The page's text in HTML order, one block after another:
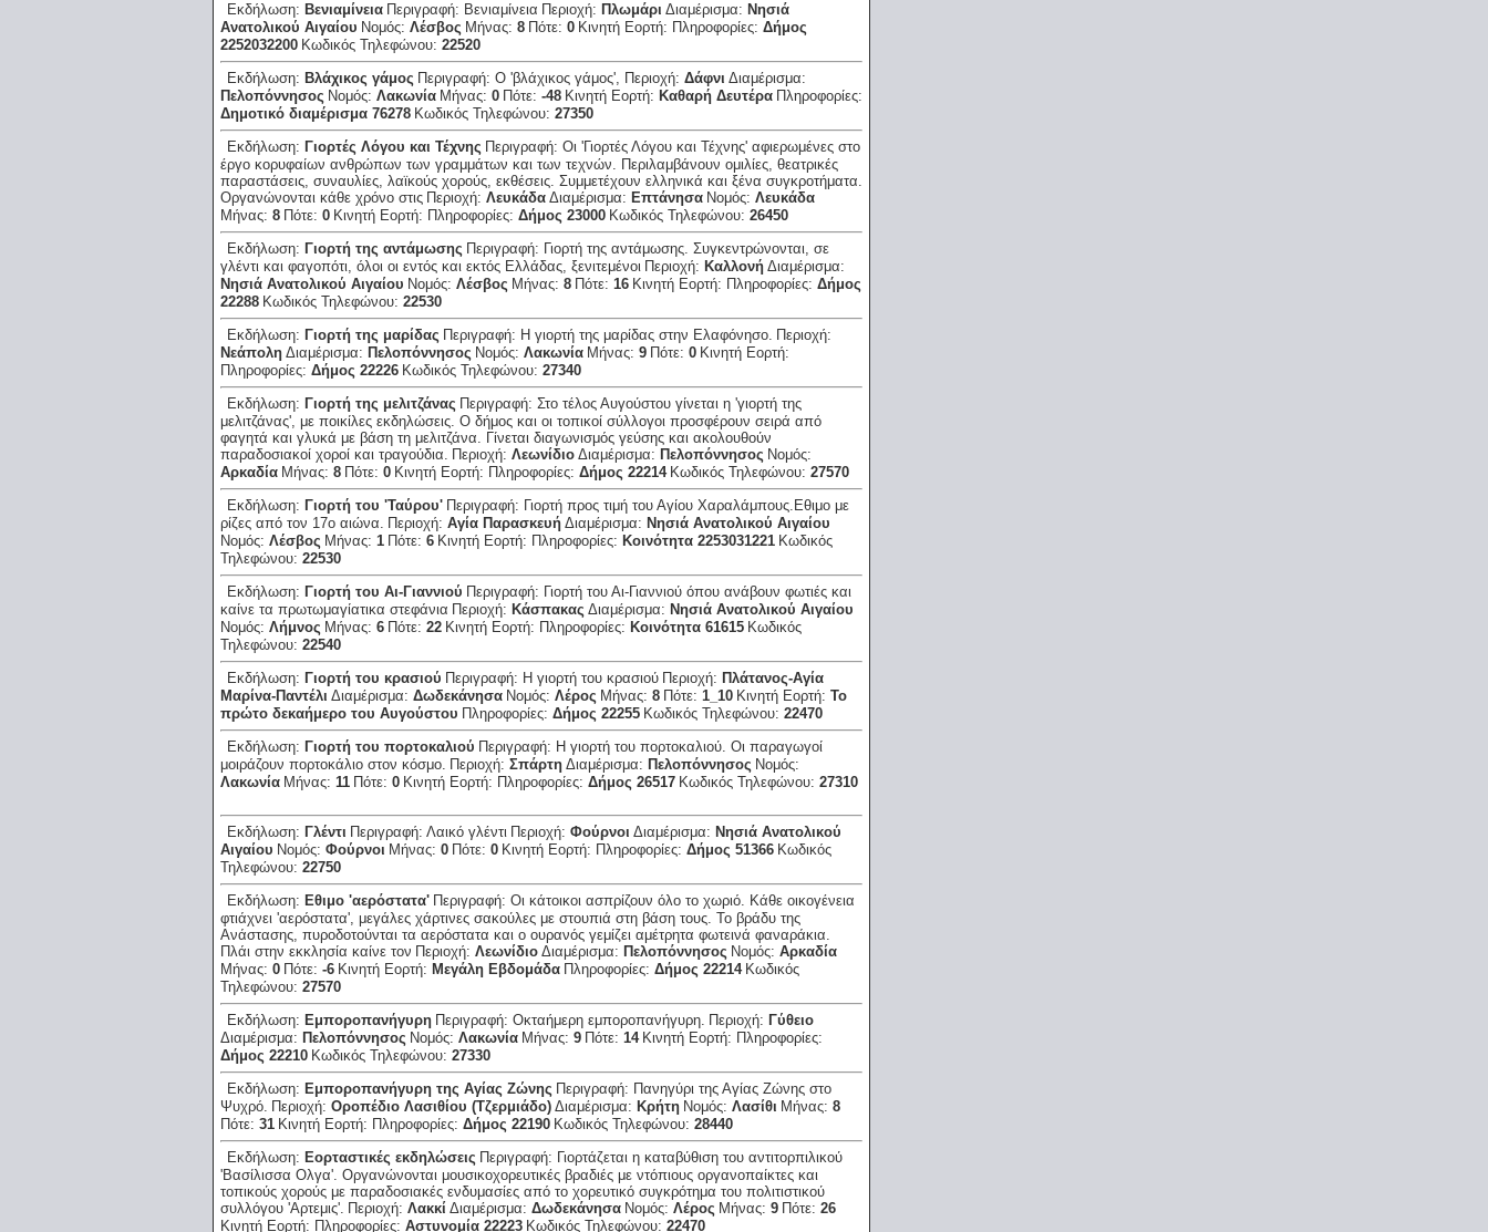
Εκδήλωση: Βενιαμίνεια Περιγραφή: Βενιαμίνεια Περιοχή: Πλωμάρι Διαμέρισμα: Νησιά
Ανατολικού Αιγαίου Νομός: Λέσβος Μήνας: 8 Πότε: 0 Κινητή Εορτή: Πληροφορίες: Δήμος
2252032200 Κωδικός Τηλεφώνου: 22520
Εκδήλωση: Βλάχικος γάμος Περιγραφή: Ο 'βλάχικος γάμος', Περιοχή: Δάφνι Διαμέρισμα:
Πελοπόννησος Νομός: Λακωνία Μήνας: 0 Πότε: -48 Κινητή Εορτή: Καθαρή Δευτέρα Πληροφορίες:
Δημοτικό διαμέρισμα 76278 Κωδικός Τηλεφώνου: 27350
Εκδήλωση: Γιορτές Λόγου και Τέχνης Περιγραφή: Οι 'Γιορτές Λόγου και Τέχνης' αφιερωμένες στο
έργο κορυφαίων ανθρώπων των γραμμάτων και των τεχνών. Περιλαμβάνουν ομιλίες, θεατρικές
παραστάσεις, συναυλίες, λαϊκούς χορούς, εκθέσεις. Συμμετέχουν ελληνικά και ξένα συγκροτήματα.
Οργανώνονται κάθε χρόνο στις Περιοχή: Λευκάδα Διαμέρισμα: Επτάνησα Νομός: Λευκάδα
Μήνας: 8 Πότε: 0 Κινητή Εορτή: Πληροφορίες: Δήμος 23000 Κωδικός Τηλεφώνου: 26450
Εκδήλωση: Γιορτή της αντάμωσης Περιγραφή: Γιορτή της αντάμωσης. Συγκεντρώνονται, σε
γλέντι και φαγοπότι, όλοι οι εντός και εκτός Ελλάδας, ξενιτεμένοι Περιοχή: Καλλονή Διαμέρισμα:
Νησιά Ανατολικού Αιγαίου Νομός: Λέσβος Μήνας: 8 Πότε: 16 Κινητή Εορτή: Πληροφορίες: Δήμος
22288 Κωδικός Τηλεφώνου: 22530
Εκδήλωση: Γιορτή της μαρίδας Περιγραφή: Η γιορτή της μαρίδας στην Ελαφόνησο. Περιοχή:
Νεάπολη Διαμέρισμα: Πελοπόννησος Νομός: Λακωνία Μήνας: 9 Πότε: 0 Κινητή Εορτή:
Πληροφορίες: Δήμος 22226 Κωδικός Τηλεφώνου: 27340
Εκδήλωση: Γιορτή της μελιτζάνας Περιγραφή: Στο τέλος Αυγούστου γίνεται η 'γιορτή της
μελιτζάνας', με ποικίλες εκδηλώσεις. Ο δήμος και οι τοπικοί σύλλογοι προσφέρουν σειρά από
φαγητά και γλυκά με βάση τη μελιτζάνα. Γίνεται διαγωνισμός γεύσης και ακολουθούν
παραδοσιακοί χοροί και τραγούδια. Περιοχή: Λεωνίδιο Διαμέρισμα: Πελοπόννησος Νομός:
Αρκαδία Μήνας: 8 Πότε: 0 Κινητή Εορτή: Πληροφορίες: Δήμος 22214 Κωδικός Τηλεφώνου: 27570
Εκδήλωση: Γιορτή του 'Ταύρου' Περιγραφή: Γιορτή προς τιμή του Αγίου Χαραλάμπους.Εθιμο με
ρίζες από τον 17ο αιώνα. Περιοχή: Αγία Παρασκευή Διαμέρισμα: Νησιά Ανατολικού Αιγαίου
Νομός: Λέσβος Μήνας: 1 Πότε: 6 Κινητή Εορτή: Πληροφορίες: Κοινότητα 2253031221 Κωδικός
Τηλεφώνου: 22530
Εκδήλωση: Γιορτή του Αι-Γιαννιού Περιγραφή: Γιορτή του Αι-Γιαννιού όπου ανάβουν φωτιές και
καίνε τα πρωτωμαγίατικα στεφάνια Περιοχή: Κάσπακας Διαμέρισμα: Νησιά Ανατολικού Αιγαίου
Νομός: Λήμνος Μήνας: 6 Πότε: 22 Κινητή Εορτή: Πληροφορίες: Κοινότητα 61615 Κωδικός
Τηλεφώνου: 22540
Εκδήλωση: Γιορτή του κρασιού Περιγραφή: Η γιορτή του κρασιού Περιοχή: Πλάτανος-Αγία
Μαρίνα-Παντέλι Διαμέρισμα: Δωδεκάνησα Νομός: Λέρος Μήνας: 8 Πότε: 1_10 Κινητή Εορτή: Το
πρώτο δεκαήμερο του Αυγούστου Πληροφορίες: Δήμος 22255 Κωδικός Τηλεφώνου: 22470
Εκδήλωση: Γιορτή του πορτοκαλιού Περιγραφή: Η γιορτή του πορτοκαλιού. Οι παραγωγοί
μοιράζουν πορτοκάλιο στον κόσμο. Περιοχή: Σπάρτη Διαμέρισμα: Πελοπόννησος Νομός:
Λακωνία Μήνας: 11 Πότε: 0 Κινητή Εορτή: Πληροφορίες: Δήμος 26517 Κωδικός Τηλεφώνου: 27310
Εκδήλωση: Γλέντι Περιγραφή: Λαικό γλέντι Περιοχή: Φούρνοι Διαμέρισμα: Νησιά Ανατολικού
Αιγαίου Νομός: Φούρνοι Μήνας: 0 Πότε: 0 Κινητή Εορτή: Πληροφορίες: Δήμος 51366 Κωδικός
Τηλεφώνου: 22750
Εκδήλωση: Εθιμο 'αερόστατα' Περιγραφή: Οι κάτοικοι ασπρίζουν όλο το χωριό. Κάθε οικογένεια
φτιάχνει 'αερόστατα', μεγάλες χάρτινες σακούλες με στουπιά στη βάση τους. Το βράδυ της
Ανάστασης, πυροδοτούνται τα αερόστατα και ο ουρανός γεμίζει αμέτρητα φωτεινά φαναράκια.
Πλάι στην εκκλησία καίνε τον Περιοχή: Λεωνίδιο Διαμέρισμα: Πελοπόννησος Νομός: Αρκαδία
Μήνας: 0 Πότε: -6 Κινητή Εορτή: Μεγάλη Εβδομάδα Πληροφορίες: Δήμος 22214 Κωδικός
Τηλεφώνου: 27570
Εκδήλωση: Εμποροπανήγυρη Περιγραφή: Οκταήμερη εμποροπανήγυρη. Περιοχή: Γύθειο
Διαμέρισμα: Πελοπόννησος Νομός: Λακωνία Μήνας: 9 Πότε: 14 Κινητή Εορτή: Πληροφορίες:
Δήμος 22210 Κωδικός Τηλεφώνου: 27330
Εκδήλωση: Εμποροπανήγυρη της Αγίας Ζώνης Περιγραφή: Πανηγύρι της Αγίας Ζώνης στο
Ψυχρό. Περιοχή: Οροπέδιο Λασιθίου (Τζερμιάδο) Διαμέρισμα: Κρήτη Νομός: Λασίθι Μήνας: 8
Πότε: 31 Κινητή Εορτή: Πληροφορίες: Δήμος 22190 Κωδικός Τηλεφώνου: 28440
Εκδήλωση: Εορταστικές εκδηλώσεις Περιγραφή: Γιορτάζεται η καταβύθιση του αντιτορπιλικού
'Βασίλισσα Ολγα'. Οργανώνονται μουσικοχορευτικές βραδιές με ντόπιους οργανοπαίκτες και
τοπικούς χορούς με παραδοσιακές ενδυμασίες από το χορευτικό συγκρότημα του πολιτιστικού
συλλόγου 'Αρτεμις'. Περιοχή: Λακκί Διαμέρισμα: Δωδεκάνησα Νομός: Λέρος Μήνας: 9 Πότε: 26
Κινητή Εορτή: Πληροφορίες: Αστυνομία 22223 Κωδικός Τηλεφώνου: 22470